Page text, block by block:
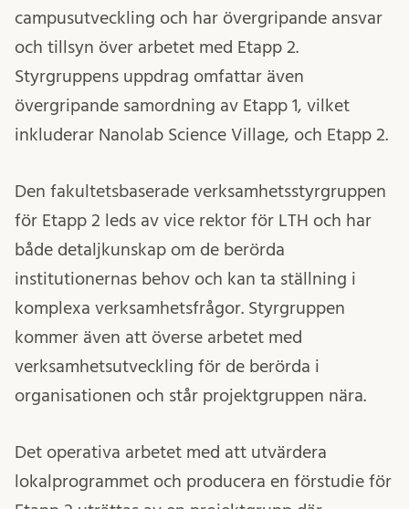
campusutveckling och har övergripande ansvar
och tillsyn över arbetet med Etapp 2.
Styrgruppens uppdrag omfattar även
övergripande samordning av Etapp 1, vilket
inkluderar Nanolab Science Village, och Etapp 2.
Den fakultetsbaserade verksamhetsstyrgruppen
för Etapp 2 leds av vice rektor för LTH och har
både detaljkunskap om de berörda
institutionernas behov och kan ta ställning i
komplexa verksamhetsfrågor. Styrgruppen
kommer även att överse arbetet med
verksamhetsutveckling för de berörda i
organisationen och står projektgruppen nära.
Det operativa arbetet med att utvärdera
lokalprogrammet och producera en förstudie för